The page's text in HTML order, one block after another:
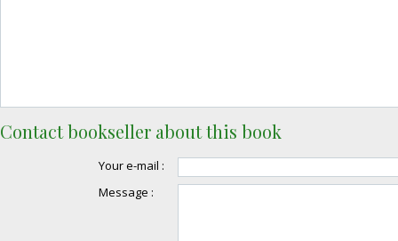
Contact bookseller about this book
Your e-mail :
Message :